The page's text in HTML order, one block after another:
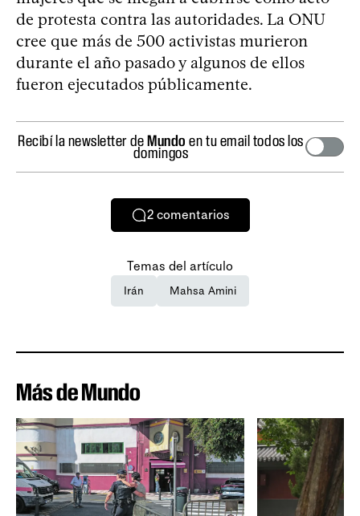
de protesta contra las autoridades. La ONU
cree que más de 500 activistas murieron
durante el año pasado y algunos de ellos
fueron ejecutados públicamente.
Recibí la newsletter deMundo en tu email todos los
domingos
2 comentarios
Temas del artículo
Irán Mahsa Amini
Más de Mundo